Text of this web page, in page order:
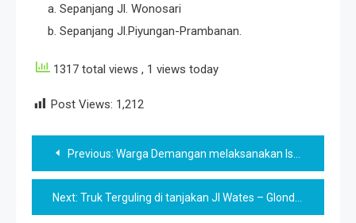
a. Sepanjang Jl. Wonosari
b. Sepanjang Jl.Piyungan-Prambanan.
1317 total views , 1 views today
Post Views: 1,212
Post
navigation
Previous: Warga Demangan melaksanakan Isolasi Mandiri, dapat Bantuan Sembako
Next: Truk Terguling di tanjakan Jl Wates – Glondong